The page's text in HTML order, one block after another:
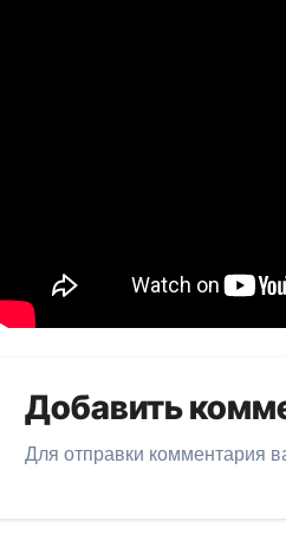
Добавить
Для отправки комментария